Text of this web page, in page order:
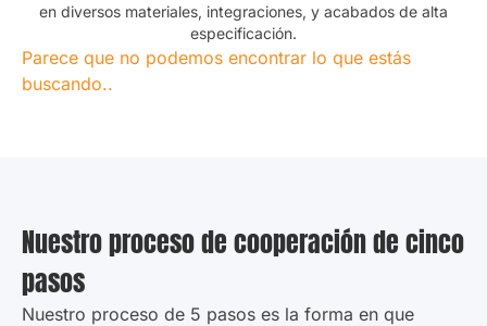
en diversos materiales, integraciones, y acabados de alta
especificación.
Parece que no podemos encontrar lo que estás
buscando..
Nuestro proceso de cooperación de cinco
pasos
Nuestro proceso de 5 pasos es la forma en que